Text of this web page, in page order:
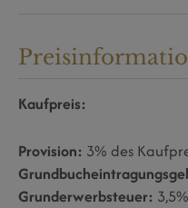
Kaufpreis:
Provision: 3% des
Grunderwerbsteuer: 3,5%